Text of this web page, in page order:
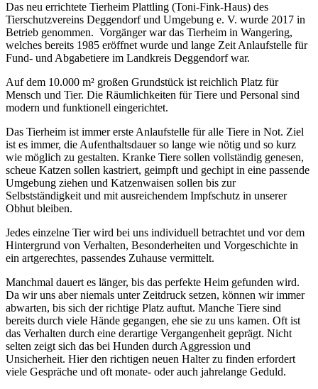
Das neu errichtete Tierheim Plattling (Toni-Fink-Haus) des
Tierschutzvereins Deggendorf und Umgebung e. V. wurde 2017 in
Betrieb genommen. Vorgänger war das Tierheim in Wangering,
welches bereits 1985 eröffnet wurde und lange Zeit Anlaufstelle für
Fund- und Abgabetiere im Landkreis Deggendorf war.
Auf dem 10.000 m² großen Grundstück ist reichlich Platz für
Mensch und Tier. Die Räumlichkeiten für Tiere und Personal sind
modern und funktionell eingerichtet.
Das Tierheim ist immer erste Anlaufstelle für alle Tiere in Not. Ziel
ist es immer, die Aufenthaltsdauer so lange wie nötig und so kurz
wie möglich zu gestalten. Kranke Tiere sollen vollständig genesen,
scheue Katzen sollen kastriert, geimpft und gechipt in eine passende
Umgebung ziehen und Katzenwaisen sollen bis zur
Selbstständigkeit und mit ausreichendem Impfschutz in unserer
Obhut bleiben.
Jedes einzelne Tier wird bei uns individuell betrachtet und vor dem
Hintergrund von Verhalten, Besonderheiten und Vorgeschichte in
ein artgerechtes, passendes Zuhause vermittelt.
Manchmal dauert es länger, bis das perfekte Heim gefunden wird.
Da wir uns aber niemals unter Zeitdruck setzen, können wir immer
abwarten, bis sich der richtige Platz auftut. Manche Tiere sind
bereits durch viele Hände gegangen, ehe sie zu uns kamen. Oft ist
das Verhalten durch eine derartige Vergangenheit geprägt. Nicht
selten zeigt sich das bei Hunden durch Aggression und
Unsicherheit. Hier den richtigen neuen Halter zu finden erfordert
viele Gespräche und oft monate- oder auch jahrelange Geduld.